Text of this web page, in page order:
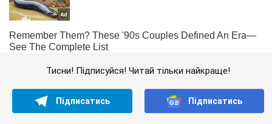
Тисни! Підписуйся! Читай тільки найкраще!
Підписатись Підписатись